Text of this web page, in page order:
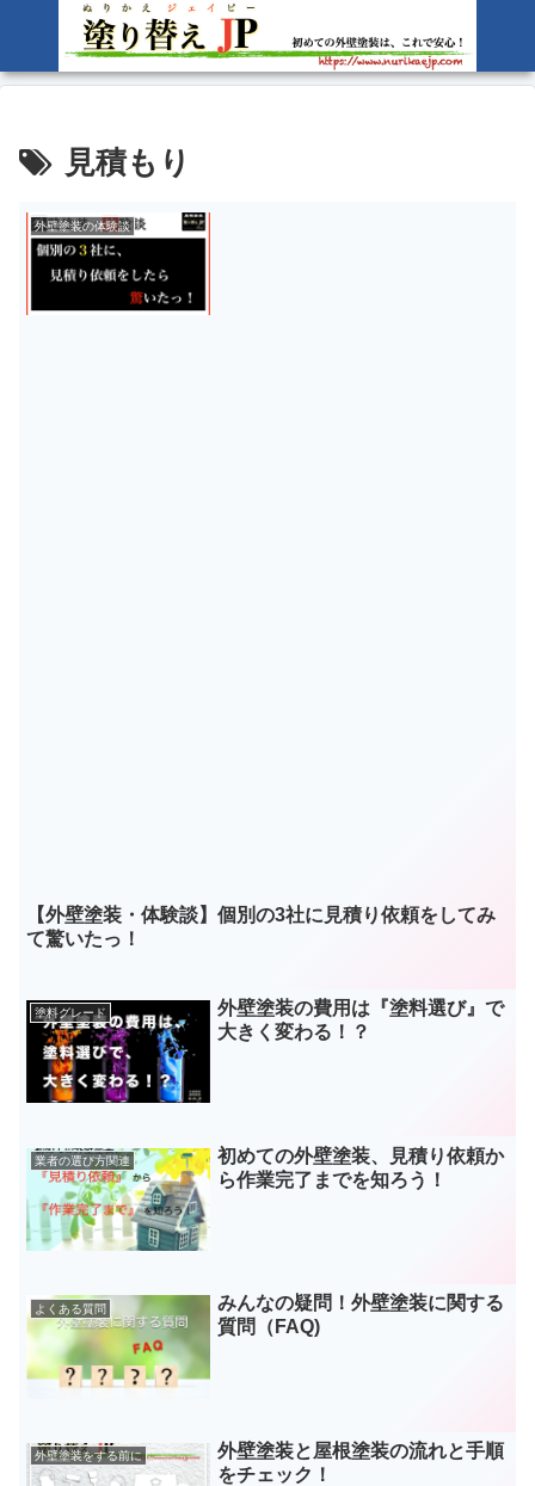
見積もり
外壁塗装の体験談
【外壁塗装・体験談】個別の3社に見積り依頼をしてみ
て驚いたっ！
塗料グレード
外壁塗装の費用は『塗料選び』で
大きく変わる！？
業者の選び方関連
初めての外壁塗装、見積り依頼か
ら作業完了までを知ろう！
よくある質問
みんなの疑問！外壁塗装に関する
質問（FAQ)
外壁塗装をする前に
外壁塗装と屋根塗装の流れと手順
をチェック！